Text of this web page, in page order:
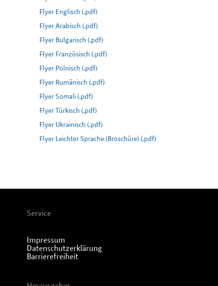
Flyer Englisch (.pdf)
Flyer Arabisch (.pdf)
Flyer Bulgarisch (.pdf)
Flyer Französisch (.pdf)
Flyer Polnisch (.pdf)
Flyer Rumänisch (.pdf)
Flyer Somali (.pdf)
Flyer Türkisch (.pdf)
Flyer Ukrainisch (.pdf)
Flyer Leichter Sprache (Broschüre) (.pdf)
Service
Impressum
Datenschutzerklärung
Barrierefreiheit